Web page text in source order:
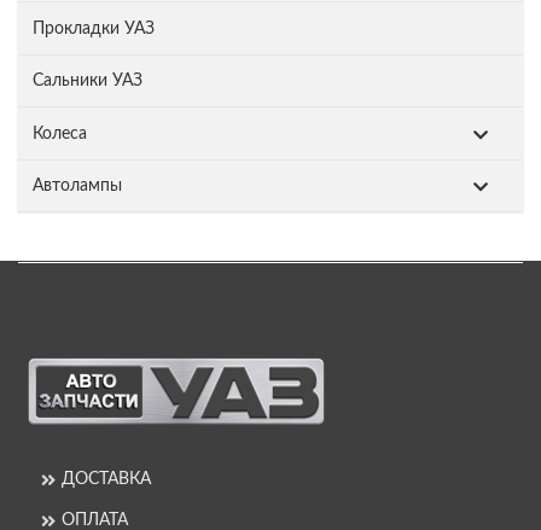
Прокладки УАЗ
Сальники УАЗ
Колеса
Автолампы
ДОСТАВКА
ОПЛАТА